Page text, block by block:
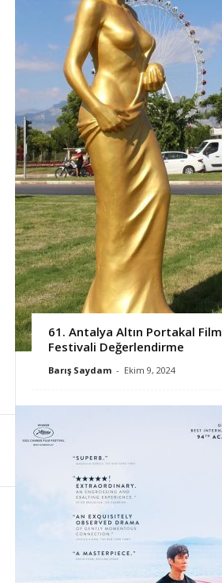
61. Antalya Altın Portakal Film
Festivali Değerlendirme
Barış Saydam - Ekim 9, 2024